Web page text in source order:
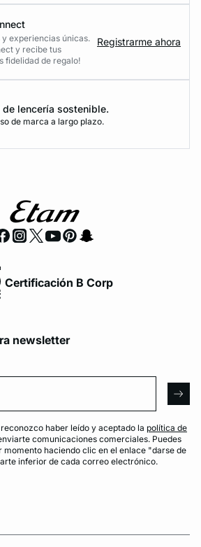
experiencias únicas.
y recibe tus
fidelidad de regalo!
Registrarme ahora
de lencería sostenible.
de marca a largo plazo.
Certificación B Corp
newsletter
haber leído y aceptado la política de
comunicaciones comerciales. Puedes
momento haciendo clic en el enlace "darse de
inferior de cada correo electrónico.